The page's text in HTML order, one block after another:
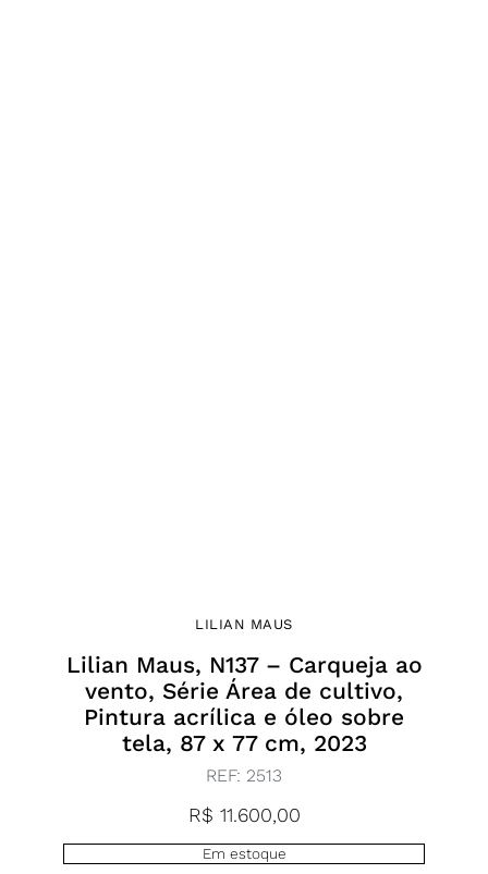
LILIAN MAUS
Lilian Maus, N137 – Carqueja ao
vento, Série Área de cultivo,
Pintura acrílica e óleo sobre
tela, 87 x 77 cm, 2023
REF: 2513
R$ 11.600,00
Em estoque